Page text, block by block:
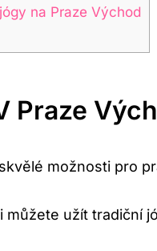
na Praze Východ
Praze
možnosti pro
můžete užít tradiční